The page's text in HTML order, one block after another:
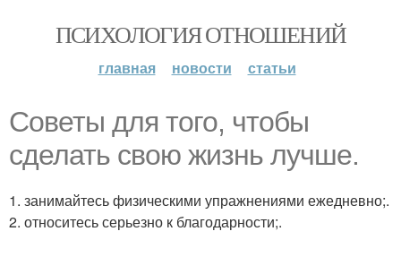
ПСИХОЛОГИЯ ОТНОШЕНИЙ
главная новости статьи
Советы для того, чтобы
сделать свою жизнь лучше.
1. занимайтесь физическими упражнениями ежедневно;.
2. относитесь серьезно к благодарности;.